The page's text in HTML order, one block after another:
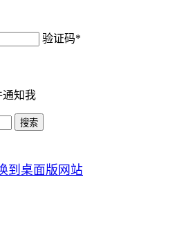
验证码*
通知我
到桌面版网站